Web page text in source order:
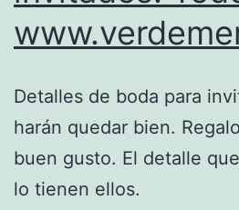
Detalles de boda para
harán quedar bien.
buen gusto. El detalle
lo tienen ellos.